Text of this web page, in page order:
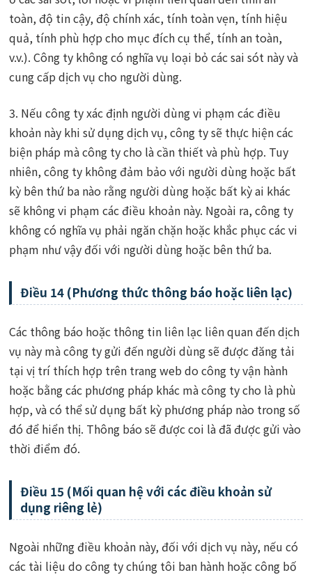
toàn, độ tin cậy, độ chính xác, tính toàn vẹn, tính hiệu
quả, tính phù hợp cho mục đích cụ thể, tính an toàn,
v.v.). Công ty không có nghĩa vụ loại bỏ các sai sót này và
cung cấp dịch vụ cho người dùng.
3. Nếu công ty xác định người dùng vi phạm các điều
khoản này khi sử dụng dịch vụ, công ty sẽ thực hiện các
biện pháp mà công ty cho là cần thiết và phù hợp. Tuy
nhiên, công ty không đảm bảo với người dùng hoặc bất
kỳ bên thứ ba nào rằng người dùng hoặc bất kỳ ai khác
sẽ không vi phạm các điều khoản này. Ngoài ra, công ty
không có nghĩa vụ phải ngăn chặn hoặc khắc phục các vi
phạm như vậy đối với người dùng hoặc bên thứ ba.
Điều 14 (Phương thức thông báo hoặc liên lạc)
Các thông báo hoặc thông tin liên lạc liên quan đến dịch
vụ này mà công ty gửi đến người dùng sẽ được đăng tải
tại vị trí thích hợp trên trang web do công ty vận hành
hoặc bằng các phương pháp khác mà công ty cho là phù
hợp, và có thể sử dụng bất kỳ phương pháp nào trong số
đó để hiển thị. Thông báo sẽ được coi là đã được gửi vào
thời điểm đó.
Điều 15 (Mối quan hệ với các điều khoản sử
dụng riêng lẻ)
Ngoài những điều khoản này, đối với dịch vụ này, nếu có
các tài liệu do công ty chúng tôi ban hành hoặc công bố